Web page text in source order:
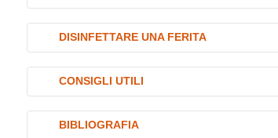
I principali tipi di disinfettanti sono:
60 e il 75%. Si usa sia per la
ipoclorito di sodio,
DISINFETTARE UNA FERITA
Nel caso di piccole ferite
essere impiegati disinfettanti come
disinfettante antisettico in grado,
CONSIGLI UTILI
Per permettere che una soluzione
BIBLIOGRAFIA